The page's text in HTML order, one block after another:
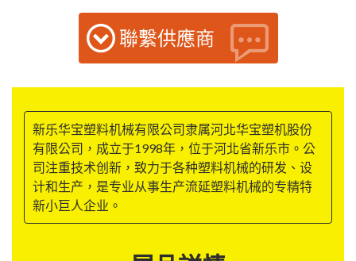
聯繫供應商
新乐华宝塑料机械有限公司隶属河北华宝塑机股份
有限公司，成立于1998年，位于河北省新乐市。公
司注重技术创新，致力于各种塑料机械的研发、设
计和生产，是专业从事生产流延塑料机械的专精特
新小巨人企业。